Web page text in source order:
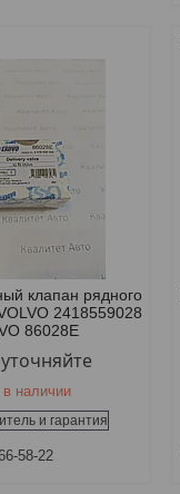
клапан рядного
2418559028
86028E
в наличии
и гарантия
58-22